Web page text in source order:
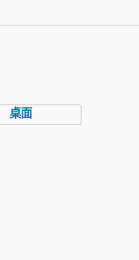
桌面